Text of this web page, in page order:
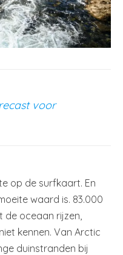
voor
op de surfkaart. En
waard is. 83.000
de oceaan rijzen,
kennen. Van Arctic
duinstranden bij